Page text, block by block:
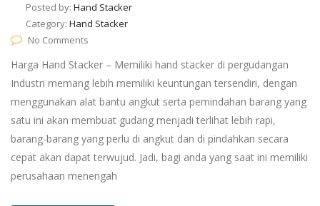
Posted by: Hand Stacker
Category: Hand Stacker
No Comments
Harga Hand Stacker – Memiliki hand stacker di pergudangan
Industri memang lebih memiliki keuntungan tersendiri, dengan
menggunakan alat bantu angkut serta pemindahan barang yang
satu ini akan membuat gudang menjadi terlihat lebih rapi,
barang-barang yang perlu di angkut dan di pindahkan secara
cepat akan dapat terwujud. Jadi, bagi anda yang saat ini memiliki
perusahaan menengah